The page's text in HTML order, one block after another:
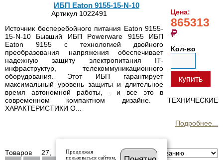
Цена:
865313
Кол-во
купить
ИБП Eaton 9155-15-N-10
Артикул 1022491
Источник бесперебойного питания Eaton 9155-
15-N-10 Бывший ИБП Powerware 9155 ИБП
Eaton 9155 с технологией двойного
преобразования напряжения обеспечивает
надежную защиту электропитания IT-
инфраструктур, телекоммуникационного
оборудования. Этот ИБП гарантирует
максимальный уровень защиты и длительное
время автономной работы, - и все это в
современном компактном дизайне. ТЕХНИЧЕСКИЕ
ХАРАКТЕРИСТИКИ О...
Подробнее...
Сортировка по:
Товаров 27, Страницы
Продолжая
пользоваться сайтом,